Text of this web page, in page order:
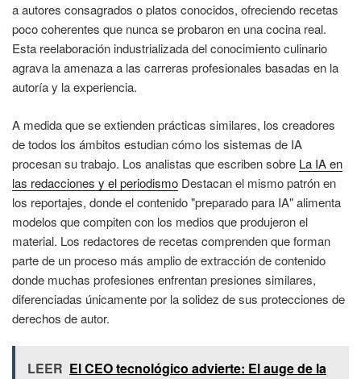
a autores consagrados o platos conocidos, ofreciendo recetas
poco coherentes que nunca se probaron en una cocina real.
Esta reelaboración industrializada del conocimiento culinario
agrava la amenaza a las carreras profesionales basadas en la
autoría y la experiencia.
A medida que se extienden prácticas similares, los creadores
de todos los ámbitos estudian cómo los sistemas de IA
procesan su trabajo. Los analistas que escriben sobre La IA en
las redacciones y el periodismo Destacan el mismo patrón en
los reportajes, donde el contenido "preparado para IA" alimenta
modelos que compiten con los medios que produjeron el
material. Los redactores de recetas comprenden que forman
parte de un proceso más amplio de extracción de contenido
donde muchas profesiones enfrentan presiones similares,
diferenciadas únicamente por la solidez de sus protecciones de
derechos de autor.
LEER El CEO tecnológico advierte: El auge de la